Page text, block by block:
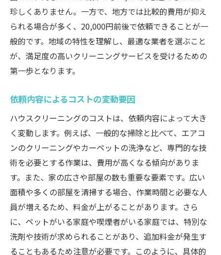
依頼後の満足度を高めるための工夫
ハウスクリーニングの費用内訳とその価値とは
基本料金に含まれるサービス内容
オプションサービスの料金とその効果
材料費や交通費などの付帯費用
コストを抑えるための契約方法
初回割引やキャンペーンの活用法
信頼できるハウスクリーニング業者選びで失敗
しない方法
業者の信頼性を判断する基準
過去の実績や経験を確認する方法
口コミサイトの活用と注意点
契約前に確認すべき重要事項
アフターサービスの内容とサポート体制
珍しくありません。一方で、地方では比較的費用が抑え
られる場合が多く、20,000円前後で依頼できることが一
般的です。地域の特性を理解し、最適な業者を選ぶこと
が、満足度の高いクリーニングサービスを受けるための
第一歩となります。
依頼内容によるコストの変動要因
ハウスクリーニングのコストは、依頼内容によって大き
く変動します。例えば、一般的な掃除と比べて、エアコ
ンのクリーニングやカーペットの洗浄など、専門的な技
術を必要とする作業は、費用が高くなる傾向がありま
す。また、家の広さや部屋の数も重要な要素です。広い
面積や多くの部屋を清掃する場合、作業時間と必要な人
員が増えるため、料金が上がることがあります。さら
に、ペットがいる家庭や喫煙者がいる家庭では、特別な
洗剤や技術が求められることがあり、追加料金が発生す
ることもあるため注意が必要です。このように、具体的